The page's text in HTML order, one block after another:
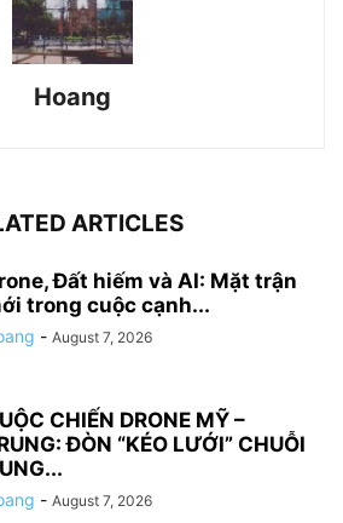
Hoang
ARTICLES
Đất hiếm và AI: Mặt trận
trong cuộc cạnh...
- August 7, 2026
CHIẾN DRONE MỸ –
ĐÒN “KÉO LƯỚI” CHUỖI
- August 7, 2026